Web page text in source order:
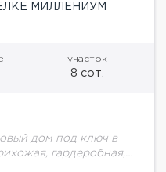
МИЛЛЕНИУМ
участок
8 сот.
дом под ключ в
гардеробная,